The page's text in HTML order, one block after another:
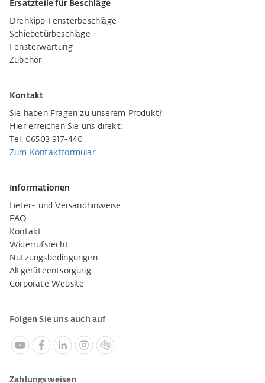
Ersatzteile für Beschläge
Drehkipp Fensterbeschläge
Schiebetürbeschläge
Fensterwartung
Zubehör
Kontakt
Sie haben Fragen zu unserem Produkt?
Hier erreichen Sie uns direkt:
Tel. 06503 917-440
Zum Kontaktformular
Informationen
Liefer- und Versandhinweise
FAQ
Kontakt
Widerrufsrecht
Nutzungsbedingungen
Altgeräteentsorgung
Corporate Website
Folgen Sie uns auch auf
Zahlungsweisen